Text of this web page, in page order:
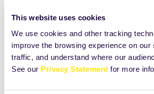
This website uses cookies
We use cookies and other tracking
improve the browsing experience on our
traffic, and understand where our
See our Privacy Statement for more
Umplutură
Pentru umplere se utilizează Frutaline
care se modelează conform imaginii.
Dospire finală